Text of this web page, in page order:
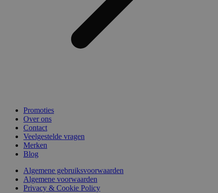
Promoties
Over ons
Contact
Veelgestelde vragen
Merken
Blog
Algemene gebruiksvoorwaarden
Algemene voorwaarden
Privacy & Cookie Policy